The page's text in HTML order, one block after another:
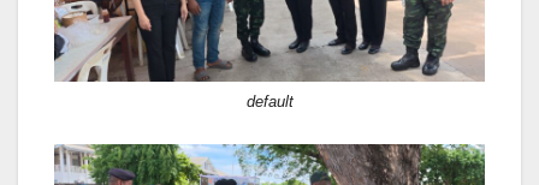
default